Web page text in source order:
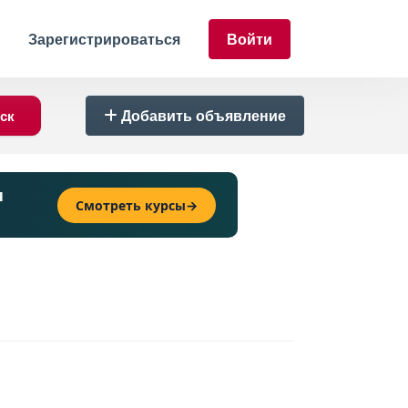
Зарегистрироваться Войти
Добавить объявление
Смотреть курсы→